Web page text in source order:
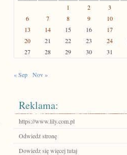
1 2 3
6
7 8 9 10
13
14 15 16 17
20
21 22 23 24
27
28 29 30 31
« Sep Nov »
Reklama:
https://www.lily.com.pl
Odwiedź stronę
Dowiedz się więcej tutaj